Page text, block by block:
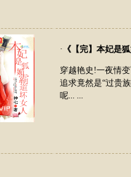
· 《 【完】本妃是
穿越艳史!一夜情
追求竟然是“过贵
呢... ...